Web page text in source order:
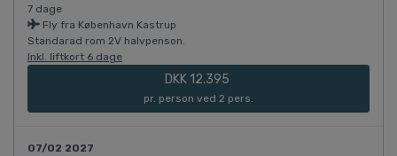
7 dage
Fly fra København Kastrup
Standarad rom 2V halvpenson.
Inkl. liftkort 6 dage
DKK 12.395
pr. person ved 2 pers.
07/02 2027